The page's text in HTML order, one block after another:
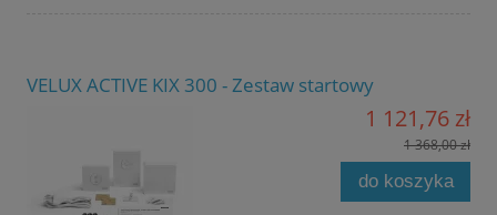
VELUX ACTIVE KIX 300 - Zestaw startowy
1 121,76 zł
1 368,00 zł
do koszyka